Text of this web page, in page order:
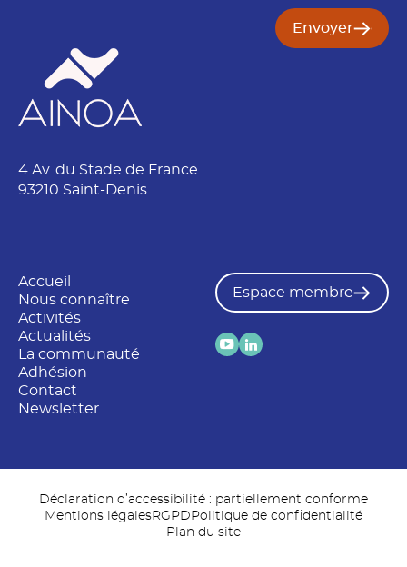
Envoyer
4 Av. du Stade de France
93210 Saint-Denis
Accueil
Nous connaître
Activités
Actualités
La communauté
Adhésion
Contact
Newsletter
Espace membre
Déclaration d’accessibilité : partiellement conforme
Mentions légalesRGPD Politique de confidentialité
Plan du site